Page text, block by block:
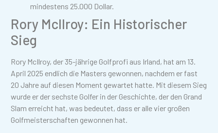
mindestens 25.000 Dollar.
Rory McIlroy: Ein Historischer
Sieg
Rory McIlroy, der 35-jährige Golfprofi aus Irland, hat am 13.
April 2025 endlich die Masters gewonnen, nachdem er fast
20 Jahre auf diesen Moment gewartet hatte. Mit diesem Sieg
wurde er der sechste Golfer in der Geschichte, der den Grand
Slam erreicht hat, was bedeutet, dass er alle vier großen
Golfmeisterschaften gewonnen hat.